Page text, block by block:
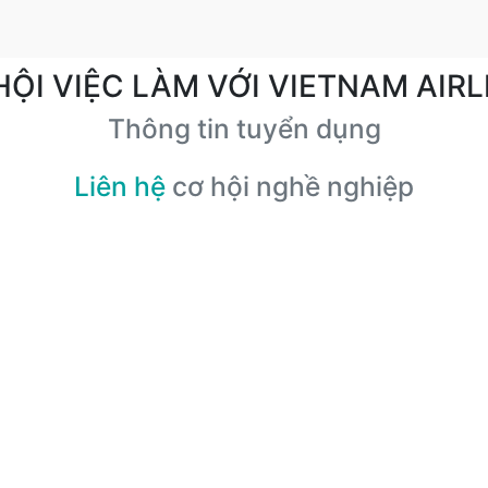
VIỆC LÀM VỚI VIETNAM
Thông tin tuyển dụng
Liên hệ cơ hội nghề nghiệp